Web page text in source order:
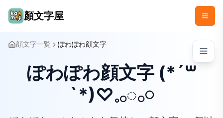
顏文字屋
顔文字一覧 ぽわぽわ顔文字
ぽわぽわ顔文字 (*´꒳
`*)♡𓈒𓂂◌𓂂𓏸